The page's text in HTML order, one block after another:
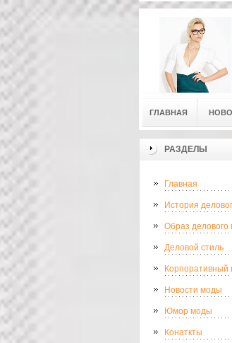
ГЛАВНАЯ
РАЗДЕЛЫ
Главная
История
Образ делового
Деловой стиль
Корпоративный
Новости моды
Юмор моды
Конаткты